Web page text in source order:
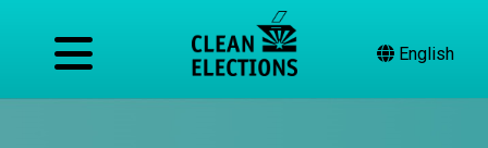
English